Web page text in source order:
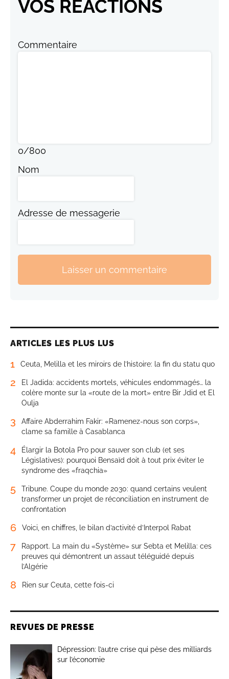
VOS RÉACTIONS
Commentaire
0/800
Nom
Adresse de messagerie
Laisser un commentaire
ARTICLES LES PLUS LUS
1 Ceuta, Melilla et les miroirs de l’histoire: la fin du statu quo
2
El Jadida: accidents mortels, véhicules endommagés… la
colère monte sur la «route de la mort» entre Bir Jdid et El
Oulja
3
Affaire Abderrahim Fakir: «Ramenez-nous son corps»,
clame sa famille à Casablanca
4
Élargir la Botola Pro pour sauver son club (et ses
Législatives): pourquoi Bensaïd doit à tout prix éviter le
syndrome des «fraqchia»
5
Tribune. Coupe du monde 2030: quand certains veulent
transformer un projet de réconciliation en instrument de
confrontation
6 Voici, en chiffres, le bilan d’activité d’Interpol Rabat
7
Rapport. La main du «Système» sur Sebta et Melilla: ces
preuves qui démontrent un assaut téléguidé depuis
l’Algérie
8 Rien sur Ceuta, cette fois-ci
REVUES DE PRESSE
Dépression: l’autre crise qui pèse des milliards
sur l’économie